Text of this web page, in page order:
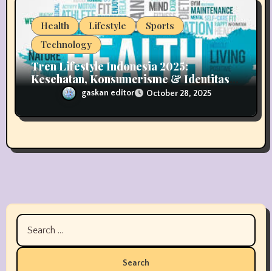
Health Lifestyle
Sports
Technology
Tren Lifestyle Indonesia 2025:
Kesehatan, Konsumerisme & Identitas
Generasi Mudagaskan editor October 28, 2025
Search
for: